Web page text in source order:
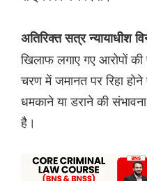
अतिरिक्त सत्र न्यायाधीश
खिलाफ लगाए गए आरोपों
चरण में जमानत पर रिहा होने
धमकाने या डराने की
है।